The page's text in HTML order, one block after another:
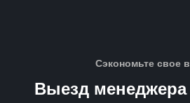
Сэкономьте свое
Выезд